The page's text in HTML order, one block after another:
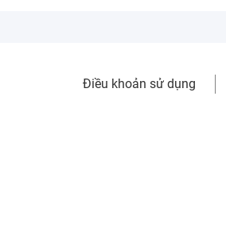
Điều khoản sử dụng